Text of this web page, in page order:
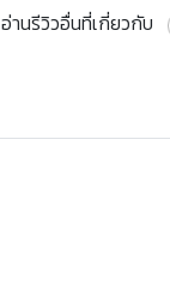
อ่านรีวิวอื่นที่เกี่ยวกับ